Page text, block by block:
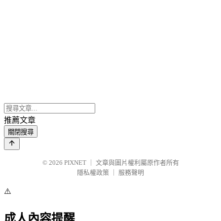
推薦文章
關閉搜尋
© 2026 PIXNET
文章與圖片權利屬原作者所有
隱私權政策
服務聲明
⚠️
成人內容提醒